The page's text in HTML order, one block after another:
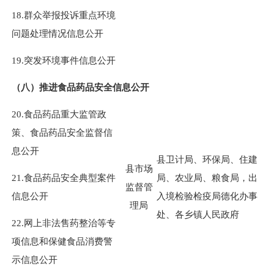
18.群众举报投诉重点环境
问题处理情况信息公开
19.突发环境事件信息公开
（八）推进食品药品安全信息公开
20.食品药品重大监管政
策、食品药品安全监督信
息公开
县市场
监督管
理局
县卫计局、环保局、住建
局、农业局、粮食局，出
入境检验检疫局德化办事
处、各乡镇人民政府
21.食品药品安全典型案件
信息公开
22.网上非法售药整治等专
项信息和保健食品消费警
示信息公开